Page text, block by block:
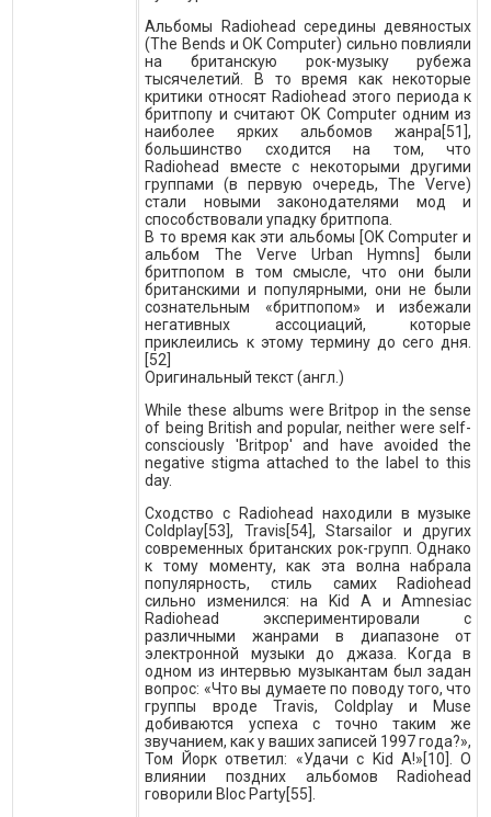
Альбомы Radiohead середины девяностых
(The Bends и OK Computer) сильно повлияли
на британскую рок-музыку рубежа
тысячелетий. В то время как некоторые
критики относят Radiohead этого периода к
бритпопу и считают OK Computer одним из
наиболее ярких альбомов жанра[51],
большинство сходится на том, что
Radiohead вместе с некоторыми другими
группами (в первую очередь, The Verve)
стали новыми законодателями мод и
способствовали упадку бритпопа.
В то время как эти альбомы [OK Computer и
альбом The Verve Urban Hymns] были
бритпопом в том смысле, что они были
британскими и популярными, они не были
сознательным «бритпопом» и избежали
негативных ассоциаций, которые
приклеились к этому термину до сего дня.
[52]
Оригинальный текст (англ.)
While these albums were Britpop in the sense
of being British and popular, neither were self-
consciously 'Britpop' and have avoided the
negative stigma attached to the label to this
day.
Сходство с Radiohead находили в музыке
Coldplay[53], Travis[54], Starsailor и других
современных британских рок-групп. Однако
к тому моменту, как эта волна набрала
популярность, стиль самих Radiohead
сильно изменился: на Kid A и Amnesiac
Radiohead экспериментировали с
различными жанрами в диапазоне от
электронной музыки до джаза. Когда в
одном из интервью музыкантам был задан
вопрос: «Что вы думаете по поводу того, что
группы вроде Travis, Coldplay и Muse
добиваются успеха с точно таким же
звучанием, как у ваших записей 1997 года?»,
Том Йорк ответил: «Удачи с Kid A!»[10]. О
влиянии поздних альбомов Radiohead
говорили Bloc Party[55].